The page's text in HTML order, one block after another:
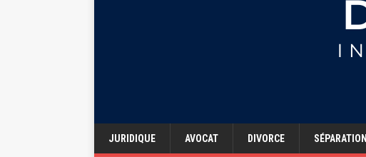
JURIDIQUE AVOCAT DIVORCE SÉPARATION